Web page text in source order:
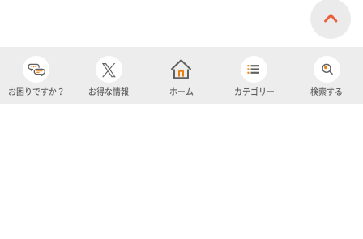
お困りですか？ お得な情報 ホーム カテゴリー 検索する